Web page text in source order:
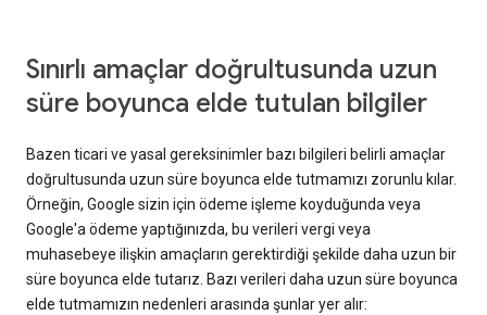
Sınırlı amaçlar doğrultusunda uzun
süre boyunca elde tutulan bilgiler
Bazen ticari ve yasal gereksinimler bazı bilgileri belirli amaçlar
doğrultusunda uzun süre boyunca elde tutmamızı zorunlu kılar.
Örneğin, Google sizin için ödeme işleme koyduğunda veya
Google'a ödeme yaptığınızda, bu verileri vergi veya
muhasebeye ilişkin amaçların gerektirdiği şekilde daha uzun bir
süre boyunca elde tutarız. Bazı verileri daha uzun süre boyunca
elde tutmamızın nedenleri arasında şunlar yer alır: